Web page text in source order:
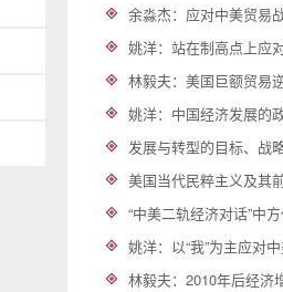
余淼杰：应对中美贸易
姚洋：站在制高点上应
林毅夫：美国巨额贸易
姚洋：中国经济发展的
发展与转型的目标、战
美国当代民粹主义及其
“中美二轨经济对话”中
姚洋：以“我”为主应对
林毅夫：2010年后经济